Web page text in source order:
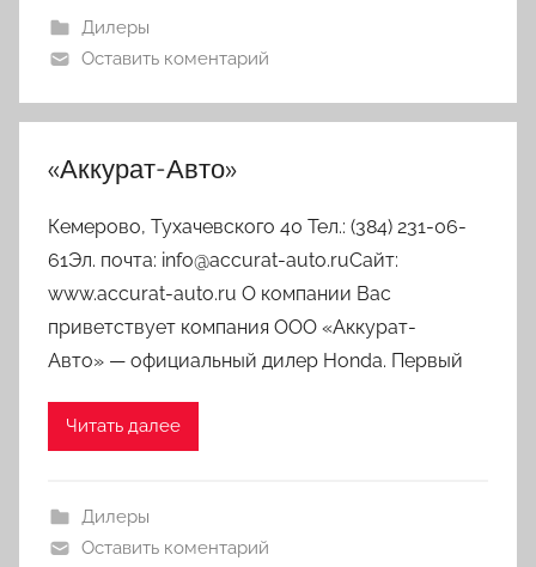
Дилеры
Оставить коментарий
«Аккурат-Авто»
Кемерово, Тухачевского 40 Тел.: (384) 231-06-
61Эл. почта: info@accurat-auto.ruСайт:
www.accurat-auto.ru О компании Вас
приветствует компания ООО «Аккурат-
Авто» — официальный дилер Honda. Первый
Читать далее
Дилеры
Оставить коментарий